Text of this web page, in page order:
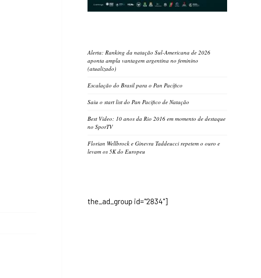
Alerta: Ranking da natação Sul-Americana de 2026
aponta ampla vantagem argentina no feminino
(atualizado)
Escalação do Brasil para o Pan Pacífico
Saiu o start list do Pan Pacifico de Natação
Best Video: 10 anos da Rio 2016 em momento de destaque
no SporTV
Florian Wellbrock e Ginevra Taddeucci repetem o ouro e
levam os 5K do Europeu
the_ad_group id="2834"]